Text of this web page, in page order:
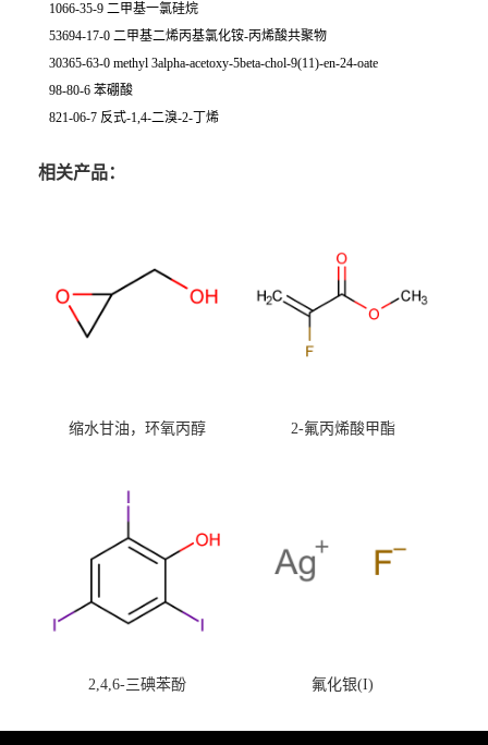
1066-35-9 二甲基一氯硅烷
53694-17-0 二甲基二烯丙基氯化铵-丙烯酸共聚物
30365-63-0 methyl 3alpha-acetoxy-5beta-chol-9(11)-en-24-oate
98-80-6 苯硼酸
821-06-7 反式-1,4-二溴-2-丁烯
相关产品：
缩水甘油，环氧丙醇 2-氟丙烯酸甲酯
2,4,6-三碘苯酚 氟化银(I)